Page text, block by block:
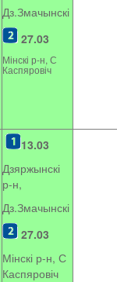
Дз.Змачынскі
27.03
Мінскі р-н, С
Каспяровіч
13.03
Дзяржынскі
р-н,
Дз.Змачынскі
27.03
Мінскі р-н, С
Каспяровіч